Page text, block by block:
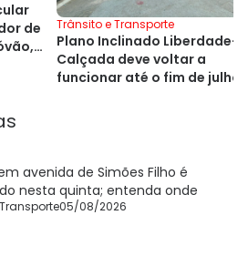
de
Trânsito e Transporte
Plano Inclinado Liberdade-
Calçada deve voltar a
funcionar até o fim de julho
avenida de Simões Filho é
nesta quinta; entenda onde
05/08/2026